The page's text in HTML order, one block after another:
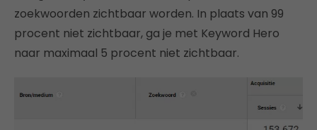
zoekwoorden zichtbaar worden. In plaats van 99
procent niet zichtbaar, ga je met Keyword Hero
naar maximaal 5 procent niet zichtbaar.